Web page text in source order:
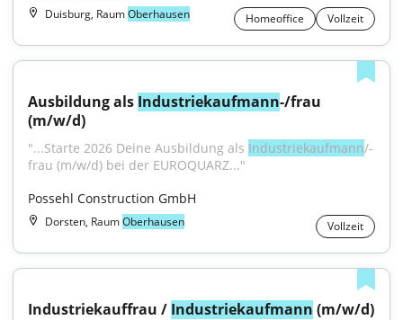
Duisburg, RaumOberhausen Homeoffice Vollzeit
Ausbildung als Industriekaufmann-/frau
(m/w/d)
"...Starte 2026 Deine Ausbildung als Industriekaufmann/-
frau (m/w/d) bei der EUROQUARZ..."
Possehl Construction GmbH
Dorsten, RaumOberhausen Vollzeit
Industriekauffrau / Industriekaufmann (m/w/d)